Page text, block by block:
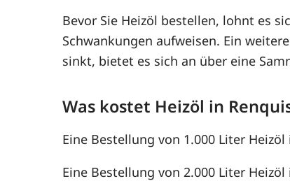
Bevor Sie Heizöl bestellen, lohnt es
Schwankungen aufweisen. Ein
sinkt, bietet es sich an über eine
Was kostet Heizöl in
Eine Bestellung von 1.000 Liter
Eine Bestellung von 2.000 Liter